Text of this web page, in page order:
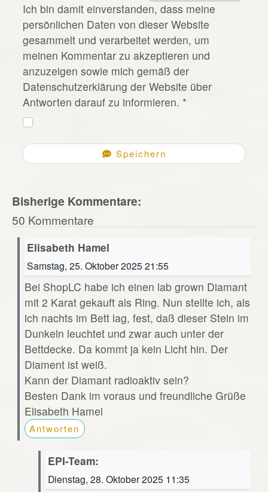
Ich bin damit einverstanden, dass meine
persönlichen Daten von dieser Website
gesammelt und verarbeitet werden, um
meinen Kommentar zu akzeptieren und
anzuzeigen sowie mich gemäß der
Datenschutzerklärung der Website über
Antworten darauf zu informieren. *
Speichern
Bisherige Kommentare:
50 Kommentare
Elisabeth Hamel
Samstag, 25. Oktober 2025 21:55
Bei ShopLC habe ich einen lab grown Diamant
mit 2 Karat gekauft als Ring. Nun stellte ich, als
ich nachts im Bett lag, fest, daß dieser Stein im
Dunkeln leuchtet und zwar auch unter der
Bettdecke. Da kommt ja kein Licht hin. Der
Diament ist weiß.
Kann der Diamant radioaktiv sein?
Besten Dank im voraus und freundliche Grüße
Elisabeth Hamel
Antworten
EPI-Team:
Dienstag, 28. Oktober 2025 11:35